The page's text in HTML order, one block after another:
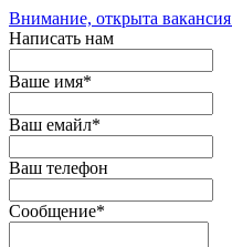
Внимание, открыта
Написать нам
Ваше имя*
Ваш емайл*
Ваш телефон
Сообщение*